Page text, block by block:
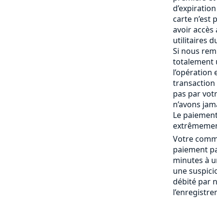
carte n’est
avoir
utilitaires
Si nous
totalement
l’opération
transaction
pas par
n’avons
Le
Votre
paiement
minutes à
une
débité par